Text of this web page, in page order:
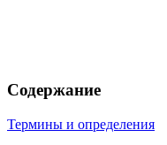
Содержание
Термины и определения